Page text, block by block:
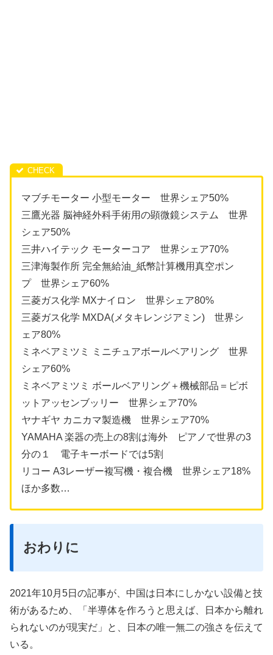
マブチモーター 小型モーター 世界シェア50%
三鷹光器 脳神経外科手術用の顕微鏡システム 世界
シェア50%
三井ハイテック モーターコア 世界シェア70%
三津海製作所 完全無給油_紙幣計算機用真空ポン
プ 世界シェア60%
三菱ガス化学 MXナイロン 世界シェア80%
三菱ガス化学 MXDA(メタキレンジアミン) 世界シ
ェア80%
ミネベアミツミ ミニチュアボールベアリング 世界
シェア60%
ミネベアミツミ ボールベアリング＋機械部品＝ピボ
ットアッセンブッリー 世界シェア70%
ヤナギヤ カニカマ製造機 世界シェア70%
YAMAHA 楽器の売上の8割は海外 ピアノで世界の3
分の１ 電子キーボードでは5割
リコー A3レーザー複写機・複合機 世界シェア18%
ほか多数…
おわりに
2021年10月5日の記事が、中国は日本にしかない設備と技
術があるため、「半導体を作ろうと思えば、日本から離れ
られないのが現実だ」と、日本の唯一無二の強さを伝えて
いる。